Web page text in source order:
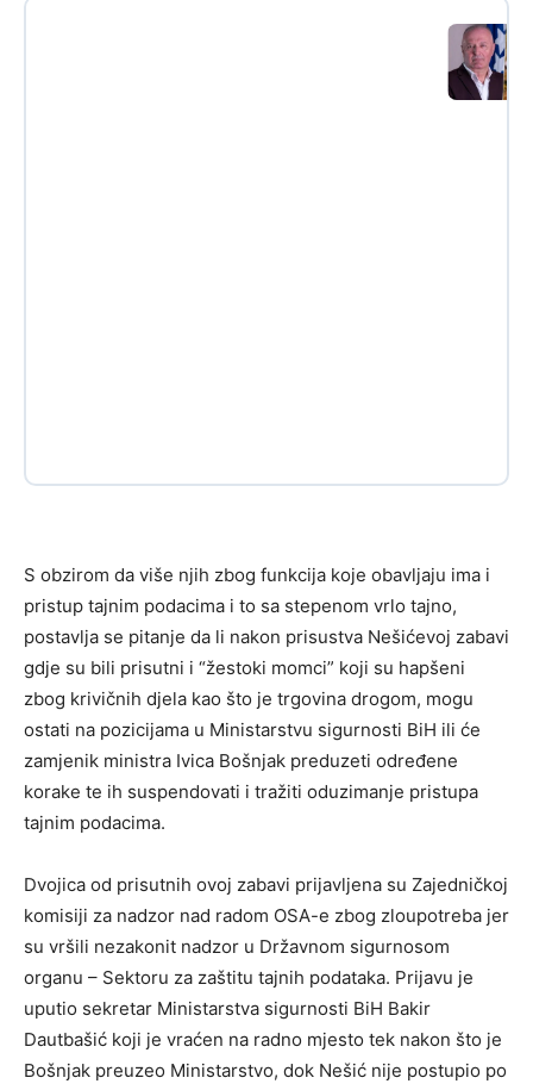
S obzirom da više njih zbog funkcija koje obavljaju ima i
pristup tajnim podacima i to sa stepenom vrlo tajno,
postavlja se pitanje da li nakon prisustva Nešićevoj zabavi
gdje su bili prisutni i “žestoki momci” koji su hapšeni
zbog krivičnih djela kao što je trgovina drogom, mogu
ostati na pozicijama u Ministarstvu sigurnosti BiH ili će
zamjenik ministra Ivica Bošnjak preduzeti određene
korake te ih suspendovati i tražiti oduzimanje pristupa
tajnim podacima.
Dvojica od prisutnih ovoj zabavi prijavljena su Zajedničkoj
komisiji za nadzor nad radom OSA-e zbog zloupotreba jer
su vršili nezakonit nadzor u Državnom sigurnosom
organu – Sektoru za zaštitu tajnih podataka. Prijavu je
uputio sekretar Ministarstva sigurnosti BiH Bakir
Dautbašić koji je vraćen na radno mjesto tek nakon što je
Bošnjak preuzeo Ministarstvo, dok Nešić nije postupio po